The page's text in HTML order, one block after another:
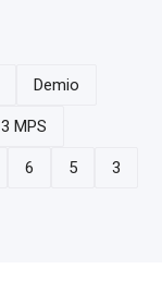
Demio
3 MPS
6 5 3